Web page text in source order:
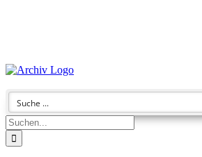
Suche
nach: